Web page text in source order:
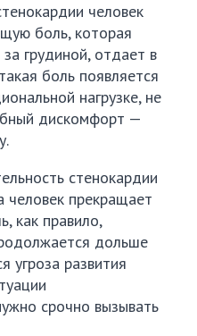
человек
боль, которая
грудиной, отдает в
боль появляется
нагрузке, не
дискомфорт —
стенокардии
человек прекращает
как правило,
дольше
угроза развития
срочно вызывать